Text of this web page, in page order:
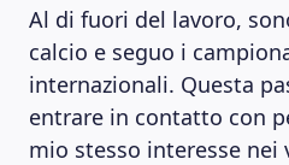
Al di fuori del lavoro,
calcio e seguo i
internazionali. Questa
entrare in contatto con
mio stesso interesse